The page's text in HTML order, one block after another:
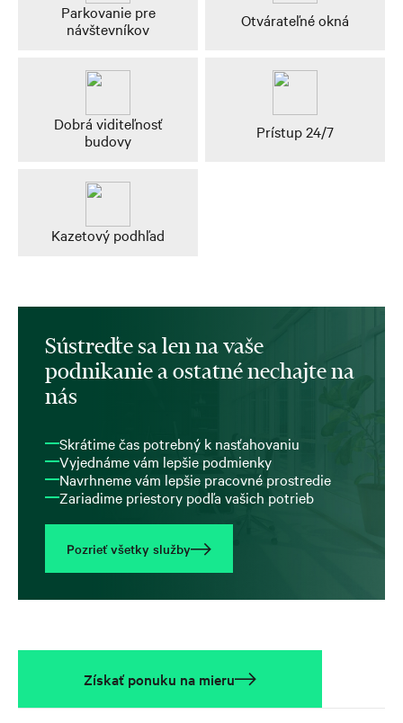
Parkovanie pre
návštevníkov
Otvárateľné okná
Dobrá viditeľnosť
budovy
Prístup 24/7
Kazetový podhľad
Sústreďte sa len na vaše
podnikanie a ostatné nechajte na
nás
Skrátime čas potrebný k nasťahovaniu
Vyjednáme vám lepšie podmienky
Navrhneme vám lepšie pracovné prostredie
Zariadime priestory podľa vašich potrieb
Pozrieť všetky služby
Získať ponuku na mieru